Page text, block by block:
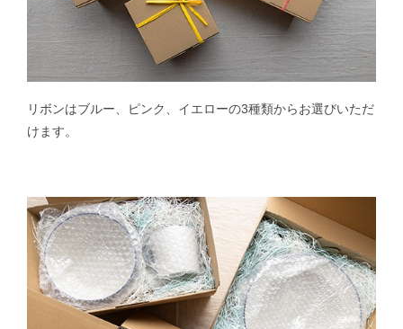
リボンはブルー、ピンク、イエローの3種類からお選びいただ
けます。